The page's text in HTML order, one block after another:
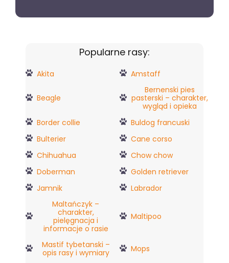
Popularne rasy:
Akita Amstaff
Beagle
Bernenski pies
pasterski – charakter,
wygląd i opieka
Border collie
Buldog francuski
Bulterier
Cane corso
Chihuahua
Chow chow
Doberman
Golden retriever
Jamnik
Labrador
Maltańczyk –
charakter,
pielęgnacja i
informacje o rasie
Maltipoo
Mastif tybetanski –
opis rasy i wymiary
Mops